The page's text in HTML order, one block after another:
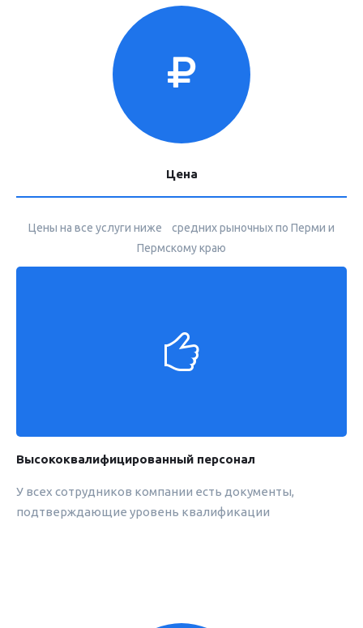
Цена
Цены на все услуги ниже средних рыночных по Перми и
Пермскому краю
Высококвалифицированный персонал
У всех сотрудников компании есть документы,
подтверждающие уровень квалификации